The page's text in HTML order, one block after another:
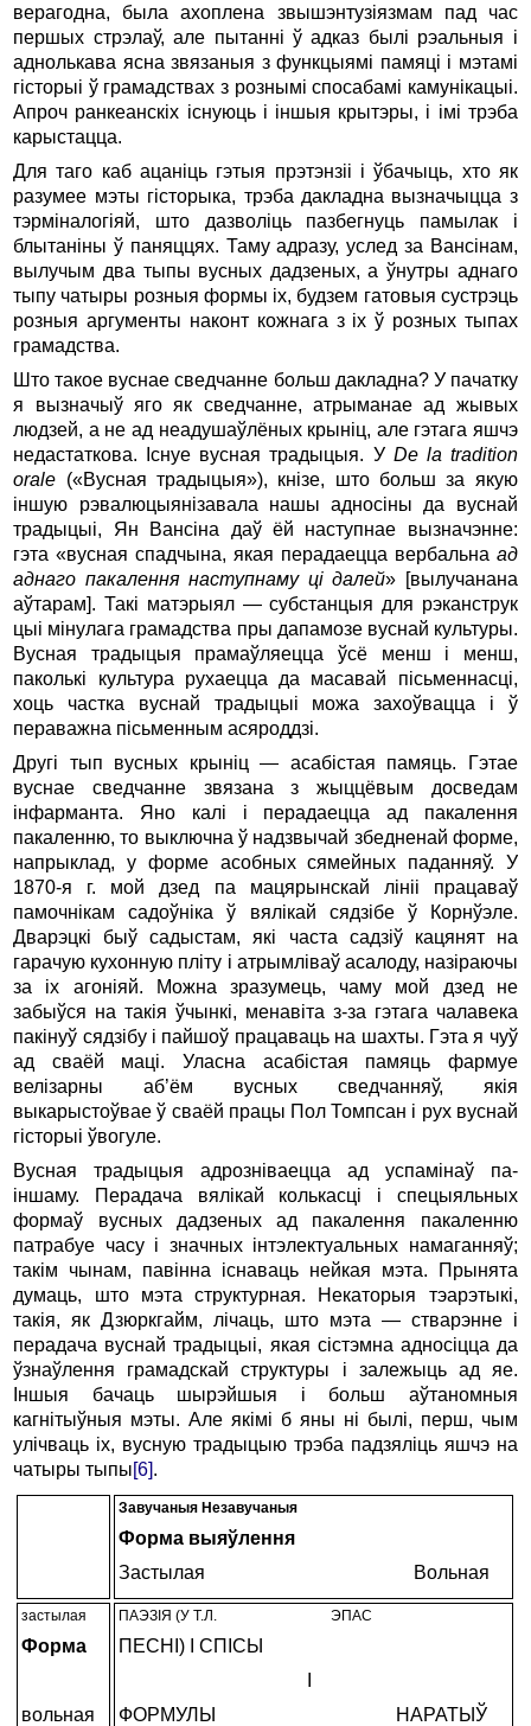
верагодна, была ахоплена звышэнтузіязмам пад час
першых стрэлаў, але пытанні ў адказ былі рэальныя і
аднолькава ясна звязаныя з функцыямі памяці і мэтамі
гісторыі ў грамадствах з рознымі спосабамі камунікацыі.
Апроч ранкеанскіх існуюць і іншыя крытэры, і імі трэба
карыстацца.
Для таго каб ацаніць гэтыя прэтэнзіі і ўбачыць, хто як
разумее мэты гісторыка, трэба дакладна вызначыцца з
тэрміналогіяй, што дазволіць пазбегнуць памылак і
блытаніны ў паняццях. Таму адразу, услед за Вансінам,
вылучым два тыпы вусных дадзеных, а ўнутры аднаго
тыпу чатыры розныя формы іх, будзем гатовыя сустрэць
розныя аргументы наконт кожнага з іх ў розных тыпах
грамадства.
Што такое вуснае сведчанне больш дакладна? У пачатку
я вызначыў яго як сведчанне, атрыманае ад жывых
людзей, а не ад неадушаўлёных крыніц, але гэтага яшчэ
недастаткова. Існуе вусная традыцыя. У De la tradition
orale («Вусная традыцыя»), кнізе, што больш за якую
іншую рэвалюцыянізавала нашы адносіны да вуснай
традыцыі, Ян Вансіна даў ёй наступнае вызначэнне:
гэта «вусная спадчына, якая перадаецца вербальна ад
аднаго пакалення наступнаму ці далей» [вылучанана
аўтарам]. Такі матэрыял — субстанцыя для рэканструк
цыі мінулага грамадства пры дапамозе вуснай культуры.
Вусная традыцыя прамаўляецца ўсё менш і менш,
паколькі культура рухаецца да масавай пісьменнасці,
хоць частка вуснай традыцыі можа захоўвацца і ў
пераважна пісьменным асяроддзі.
Другі тып вусных крыніц — асабістая памяць. Гэтае
вуснае сведчанне звязана з жыццёвым досведам
інфарманта. Яно калі і перадаецца ад пакалення
пакаленню, то выключна ў надзвычай збедненай форме,
напрыклад, у форме асобных сямейных паданняў. У
1870-я г. мой дзед па мацярынскай лініі працаваў
памочнікам садоўніка ў вялікай сядзібе ў Корнўэле.
Дварэцкі быў садыстам, які часта садзіў кацянят на
гарачую кухонную пліту і атрымліваў асалоду, назіраючы
за іх агоніяй. Можна зразумець, чаму мой дзед не
забыўся на такія ўчынкі, менавіта з-за гэтага чалавека
пакінуў сядзібу і пайшоў працаваць на шахты. Гэта я чуў
ад сваёй маці. Уласна асабістая памяць фармуе
велізарны аб’ём вусных сведчанняў, якія
выкарыстоўвае ў сваёй працы Пол Томпсан і рух вуснай
гісторыі ўвогуле.
Вусная традыцыя адрозніваецца ад успамінаў па-
іншаму. Перадача вялікай колькасці і спецыяльных
формаў вусных дадзеных ад пакалення пакаленню
патрабуе часу і значных інтэлектуальных намаганняў;
такім чынам, павінна існаваць нейкая мэта. Прынята
думаць, што мэта структурная. Некаторыя тэарэтыкі,
такія, як Дзюркгайм, лічаць, што мэта — стварэнне і
перадача вуснай традыцыі, якая сістэмна адносіцца да
ўзнаўлення грамадскай структуры і залежыць ад яе.
Іншыя бачаць шырэйшыя і больш аўтаномныя
кагнітыўныя мэты. Але якімі б яны ні былі, перш, чым
улічваць іх, вусную традыцыю трэба падзяліць яшчэ на
чатыры тыпы[6].
ЗавучаныяНезавучаныя
Форма выяўлення
Застылая Вольная
застылая
Форма
вольная
ПАЭЗІЯ (У Т.Л. ЭПАС
ПЕСНІ) І СПІСЫ
ФОРМУЛЫ НАРАТЫЎ